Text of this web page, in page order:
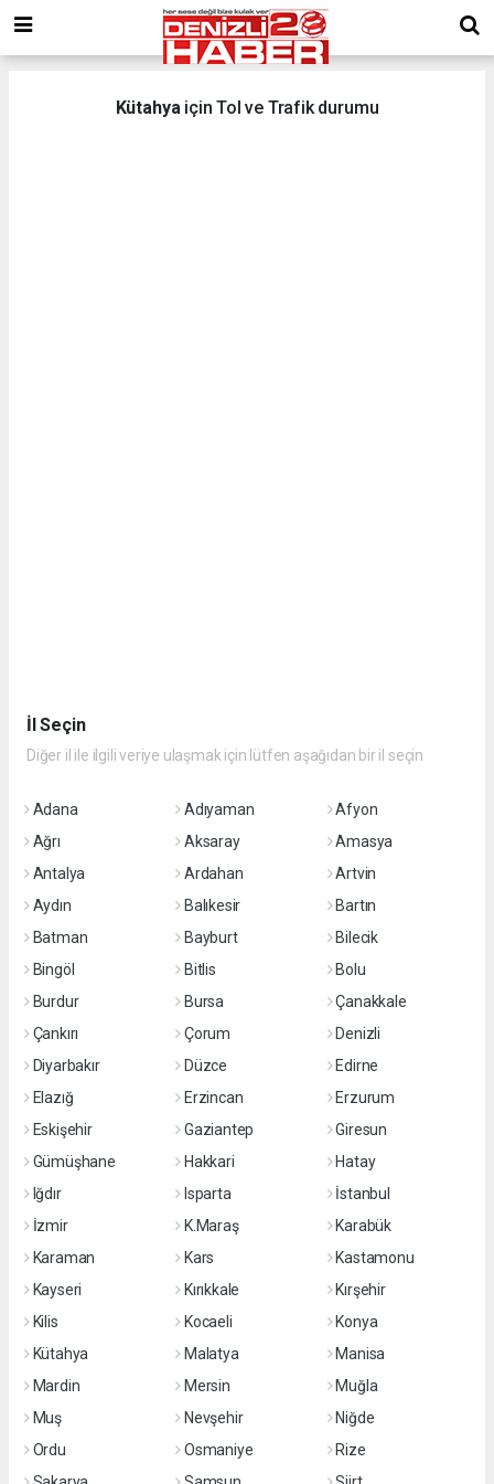
Kütahya için Tol ve Trafik durumu
İl Seçin
Diğer il ile ilgili veriye ulaşmak için lütfen aşağıdan bir il seçin
Adana Adıyaman
Afyon
Ağrı
Aksaray
Amasya
Antalya
Ardahan
Artvin
Aydın
Balıkesir
Bartın
Batman
Bayburt
Bilecik
Bingöl
Bitlis
Bolu
Burdur
Bursa
Çanakkale
Çankırı
Çorum
Denizli
Diyarbakır
Düzce
Edirne
Elazığ
Erzincan
Erzurum
Eskişehir
Gaziantep
Giresun
Gümüşhane
Hakkari
Hatay
Iğdır
Isparta
İstanbul
İzmir
K.Maraş
Karabük
Karaman
Kars
Kastamonu
Kayseri
Kırıkkale
Kırşehir
Kilis
Kocaeli
Konya
Kütahya
Malatya
Manisa
Mardin
Mersin
Muğla
Muş
Nevşehir
Niğde
Ordu
Osmaniye
Rize